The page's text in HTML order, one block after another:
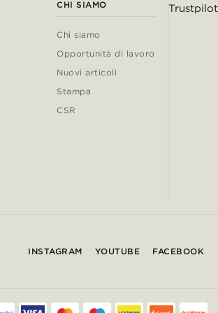
CHI SIAMO
Chi siamo
Opportunità di lavoro
Nuovi articoli
Stampa
CSR
Trustpilot
INSTAGRAM YOUTUBE FACEBOOK